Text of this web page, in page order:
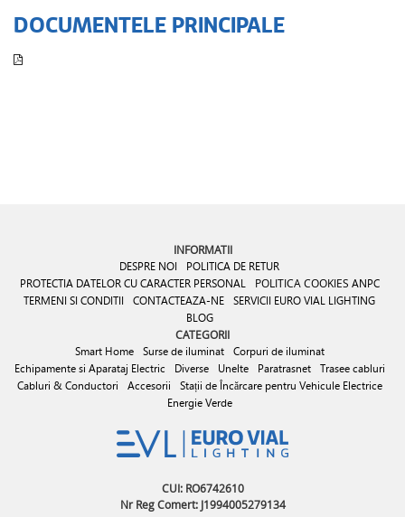
DOCUMENTELE PRINCIPALE
INFORMATII
DESPRE NOI
POLITICA DE RETUR
PROTECTIA DATELOR CU CARACTER PERSONAL
POLITICA COOKIES ANPC
TERMENI SI CONDITII
CONTACTEAZA-NE SERVICII EURO VIAL LIGHTING
BLOG
CATEGORII
Smart Home Surse de iluminat
Corpuri de iluminat
Echipamente si Aparataj Electric
Diverse Unelte Paratrasnet
Trasee cabluri
Cabluri & Conductori
Accesorii
Stații de Încărcare pentru Vehicule Electrice
Energie Verde
CUI: RO6742610
Nr Reg Comert: J1994005279134